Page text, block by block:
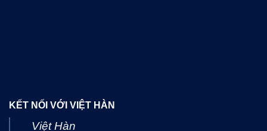
KẾT NỐI VỚI VIỆT HÀN
Việt Hàn